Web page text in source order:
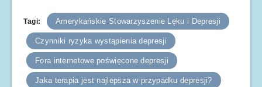
Tagi: Amerykańskie Stowarzyszenie Lęku i Depresji
Czynniki ryzyka wystąpienia depresji
Fora internetowe poświęcone depresji
Jaka terapia jest najlepsza w przypadku depresji?